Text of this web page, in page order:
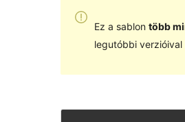
Ez a sablon több
legutóbbi